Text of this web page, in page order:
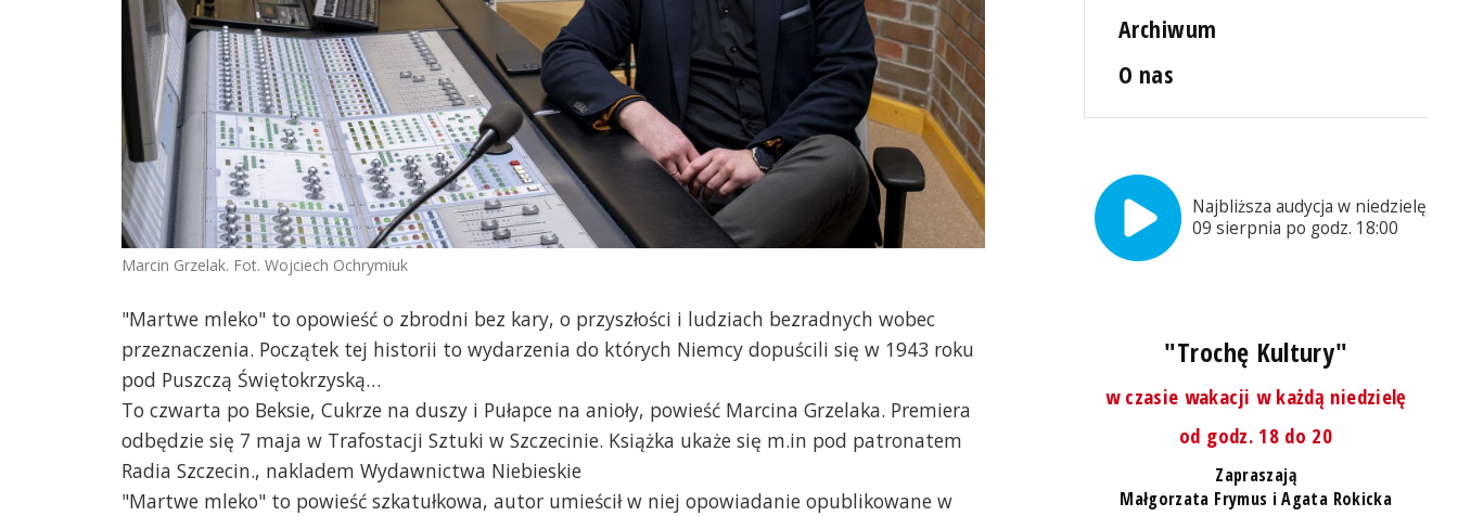
Marcin Grzelak. Fot. Wojciech Ochrymiuk
"Martwe mleko" to opowieść o zbrodni bez kary, o przyszłości i ludziach bezradnych wobec
przeznaczenia. Początek tej historii to wydarzenia do których Niemcy dopuścili się w 1943 roku
pod Puszczą Świętokrzyską…
To czwarta po Beksie, Cukrze na duszy i Pułapce na anioły, powieść Marcina Grzelaka. Premiera
odbędzie się 7 maja w Trafostacji Sztuki w Szczecinie. Książka ukaże się m.in pod patronatem
Radia Szczecin., nakladem Wydawnictwa Niebieskie
"Martwe mleko" to powieść szkatułkowa, autor umieścił w niej opowiadanie opublikowane w
Archiwum
O nas
Najbliższa audycja w niedzielę,
09 sierpnia po godz. 18:00
"Trochę Kultury"
w czasie wakacji w każdą niedzielę
od godz. 18 do 20
Zapraszają
Małgorzata Frymus i Agata Rokicka